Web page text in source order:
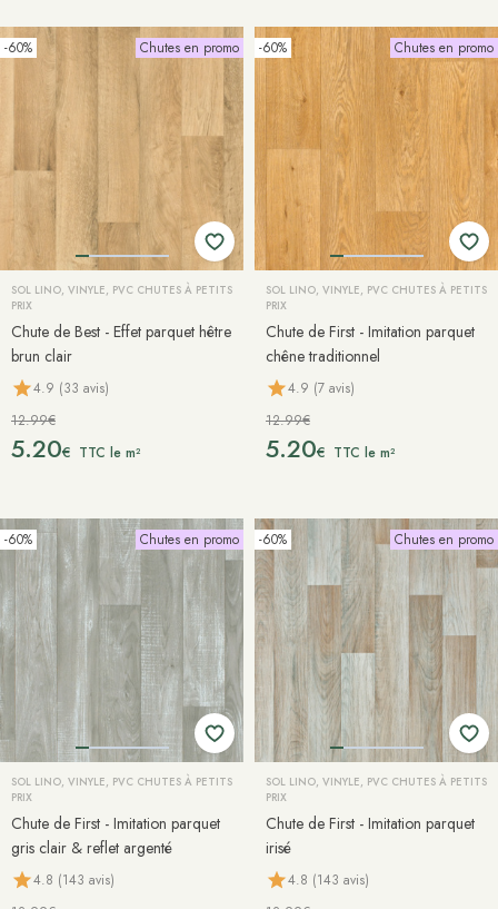
-60% Chutes en promo
SOL LINO, VINYLE, PVC CHUTES À PETITS
PRIX
Chute de Best - Effet parquet hêtre
brun clair
4.9 (33 avis)
12.99€
5.20€ TTC le m²
-60% Chutes en promo
SOL LINO, VINYLE, PVC CHUTES À PETITS
PRIX
Chute de First - Imitation parquet
chêne traditionnel
4.9 (7 avis)
12.99€
5.20€ TTC le m²
-60% Chutes en promo
SOL LINO, VINYLE, PVC CHUTES À PETITS
PRIX
Chute de First - Imitation parquet
gris clair & reflet argenté
4.8 (143 avis)
-60% Chutes en promo
SOL LINO, VINYLE, PVC CHUTES À PETITS
PRIX
Chute de First - Imitation parquet
irisé
4.8 (143 avis)